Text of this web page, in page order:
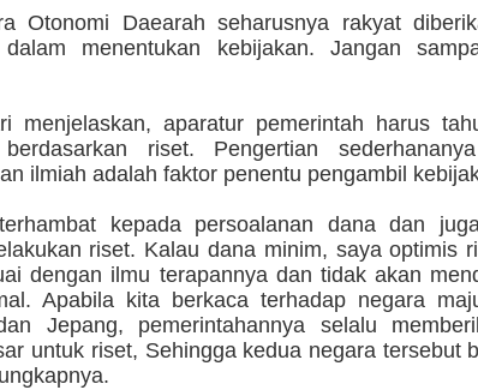
Otonomi Daearah seharusnya rakyat
dalam menentukan kebijakan. Jangan
menjelaskan, aparatur pemerintah harus
riset. Pengertian
ilmiah adalah faktor penentu pengambil
kepada persoalanan dana dan
riset. Kalau dana minim, saya optimis
dengan ilmu terapannya dan tidak akan
Apabila kita berkaca terhadap negara
Jepang, pemerintahannya selalu
untuk riset, Sehingga kedua negara tersebut